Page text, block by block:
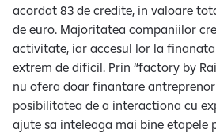
acordat 83 de credite, in valoare
de euro. Majoritatea companiilor
activitate, iar accesul lor la
extrem de dificil. Prin “factory by
nu ofera doar finantare
posibilitatea de a interactiona cu
ajute sa inteleaga mai bine etapele